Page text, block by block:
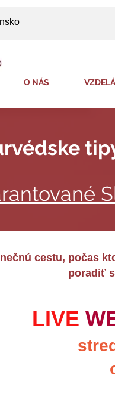
O NÁS
cestu, počas
poradiť
LIVE